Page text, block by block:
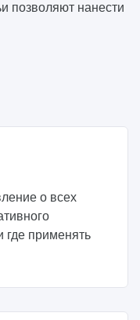
позволяют нанести
о всех
где применять